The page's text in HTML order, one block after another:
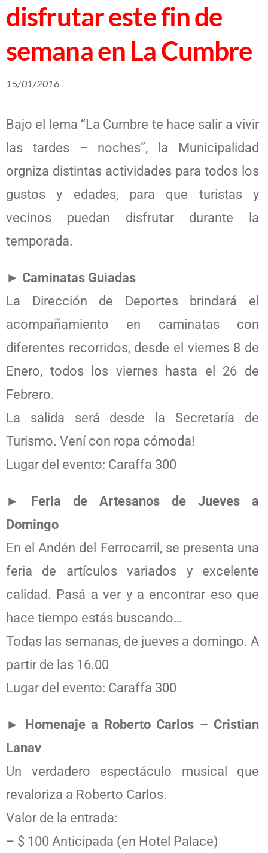
disfrutar este fin de
semana en La Cumbre
15/01/2016
Bajo el lema “La Cumbre te hace salir a vivir
las tardes – noches”, la Municipalidad
orgniza distintas actividades para todos los
gustos y edades, para que turistas y
vecinos puedan disfrutar durante la
temporada.
► Caminatas Guiadas
La Dirección de Deportes brindará el
acompañamiento en caminatas con
diferentes recorridos, desde el viernes 8 de
Enero, todos los viernes hasta el 26 de
Febrero.
La salida será desde la Secretaría de
Turismo. Vení con ropa cómoda!
Lugar del evento: Caraffa 300
► Feria de Artesanos de Jueves a
Domingo
En el Andén del Ferrocarril, se presenta una
feria de artículos variados y excelente
calidad. Pasá a ver y a encontrar eso que
hace tiempo estás buscando…
Todas las semanas, de jueves a domingo. A
partir de las 16.00
Lugar del evento: Caraffa 300
► Homenaje a Roberto Carlos – Cristian
Lanav
Un verdadero espectáculo musical que
revaloriza a Roberto Carlos.
Valor de la entrada:
– $ 100 Anticipada (en Hotel Palace)